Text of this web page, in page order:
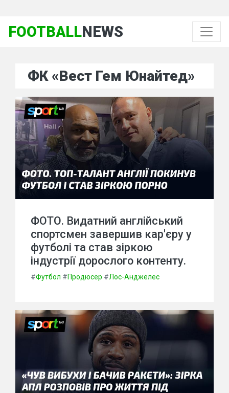
FOOTBALLNEWS
ФК «Вест Гем Юнайтед»
ФОТО. Видатний англійський
спортсмен завершив кар'єру у
футболі та став зіркою
індустрії дорослого контенту.
#Футбол #Продюсер #Лос-Анджелес